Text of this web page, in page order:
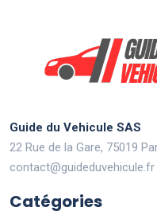
Guide du Vehicule SAS
22 Rue de la Gare, 75019
contact@guideduvehicule.fr
Catégories